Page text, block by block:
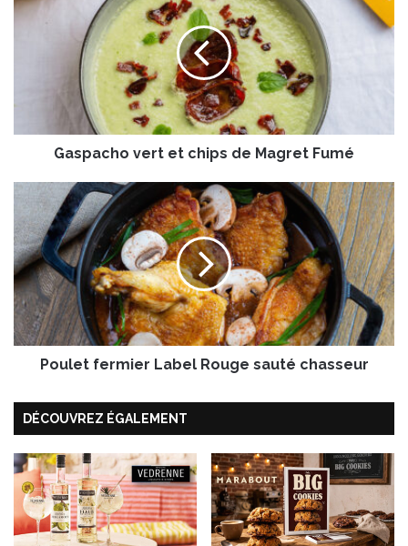
s
v
t
c
h
i
p
s
d
a
r
e
t
u
m
Gaspacho vert et chips de Magret Fumé
u
l
e
t
f
e
r
e
a
b
l
R
Poulet fermier Label Rouge sauté chasseur
DÉCOUVREZ ÉGALEMENT